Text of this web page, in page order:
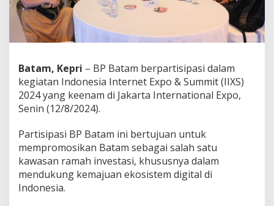
n
m
n
g
a
n
v
e
s
t
Batam, Kepri – BP Batam berpartisipasi dalam
kegiatan Indonesia Internet Expo & Summit (IIXS)
2024 yang keenam di Jakarta International Expo,
Senin (12/8/2024).
Partisipasi BP Batam ini bertujuan untuk
mempromosikan Batam sebagai salah satu
kawasan ramah investasi, khususnya dalam
mendukung kemajuan ekosistem digital di
Indonesia.